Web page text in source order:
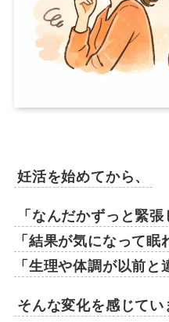
妊活を始めてから、
「なんだかずっと緊張
「結果が気になって眠
「生理や体調が以前と
そんな変化を感じてい